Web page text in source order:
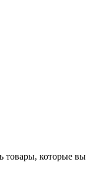
товары, которые вы